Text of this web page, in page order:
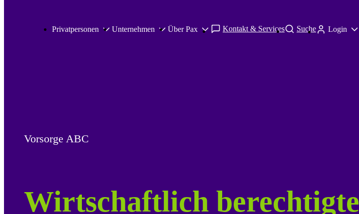
Privatpersonen Unternehmen Über Pax Kontakt & Services Suche Login
Vorsorge ABC
Wirtschaftlich berechtigte